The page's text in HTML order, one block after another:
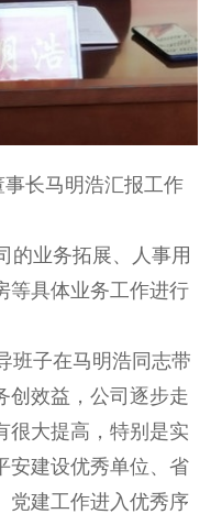
长马明浩汇报工作
业务拓展、人事用
等具体业务工作进行
班子在马明浩同志带
创效益，公司逐步走
很大提高，特别是实
安建设优秀单位、省
党建工作进入优秀序